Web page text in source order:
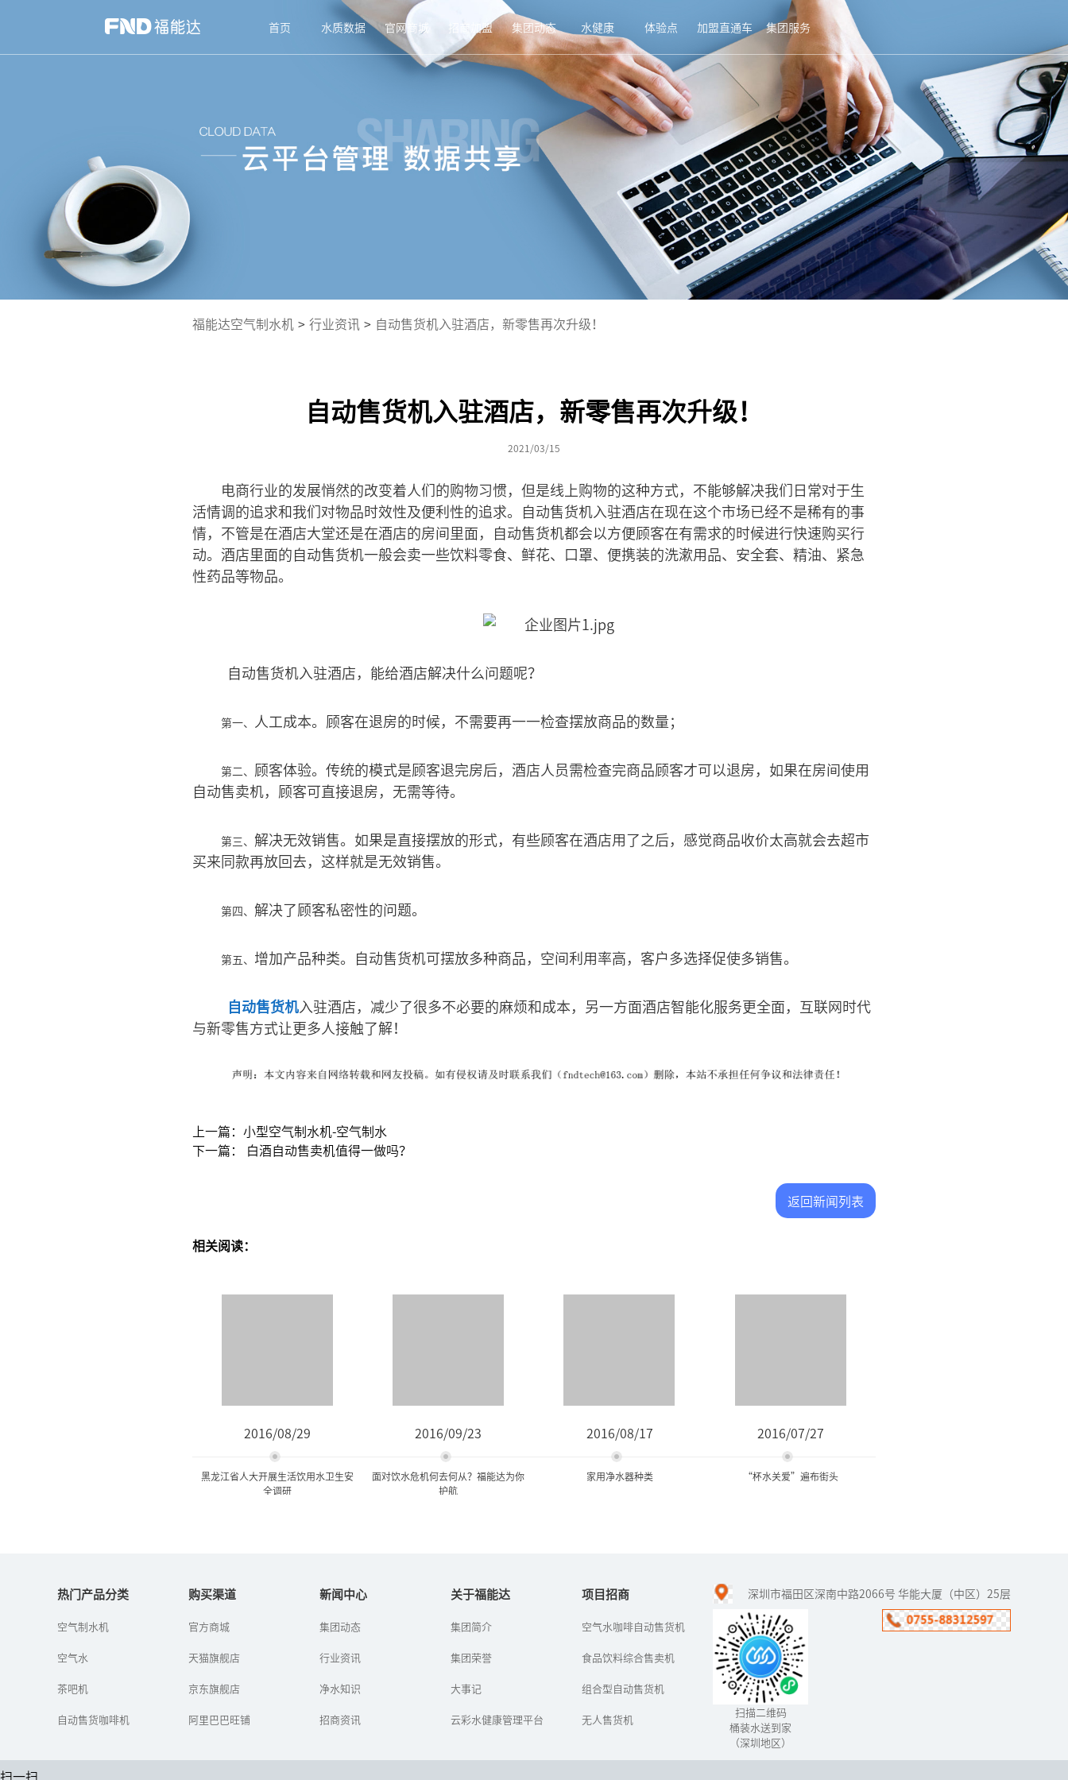
首页 水质数据 官网商城 招商加盟 集团动态 水健康 体验点 加盟直通车 集团服务
福能达空气制水机 > 行业资讯 > 自动售货机入驻酒店，新零售再次升级！
自动售货机入驻酒店，新零售再次升级！
2021/03/15
电商行业的发展悄然的改变着人们的购物习惯，但是线上购物的这种方式，不能够解决我们日常对于生
活情调的追求和我们对物品时效性及便利性的追求。自动售货机入驻酒店在现在这个市场已经不是稀有的事
情，不管是在酒店大堂还是在酒店的房间里面，自动售货机都会以方便顾客在有需求的时候进行快速购买行
动。酒店里面的自动售货机一般会卖一些饮料零食、鲜花、口罩、便携装的洗漱用品、安全套、精油、紧急
性药品等物品。
自动售货机入驻酒店，能给酒店解决什么问题呢？
第一、 人工成本。顾客在退房的时候，不需要再一一检查摆放商品的数量；
第二、 顾客体验。传统的模式是顾客退完房后，酒店人员需检查完商品顾客才可以退房，如果在房间使用
自动售卖机，顾客可直接退房，无需等待。
第三、 解决无效销售。如果是直接摆放的形式，有些顾客在酒店用了之后，感觉商品收价太高就会去超市
买来同款再放回去，这样就是无效销售。
第四、 解决了顾客私密性的问题。
第五、 增加产品种类。自动售货机可摆放多种商品，空间利用率高，客户多选择促使多销售。
自动售货机入驻酒店，减少了很多不必要的麻烦和成本，另一方面酒店智能化服务更全面，互联网时代
与新零售方式让更多人接触了解！
上一篇：小型空气制水机-空气制水
下一篇： 白酒自动售卖机值得一做吗？
返回新闻列表
相关阅读：
2016/08/29
黑龙江省人大开展生活饮用水卫生安
全调研
目前,饮水水源受污染的情
水源中的无机物、有机物
着人们的健康。...
2016/09/23
面对饮水危机何去何从？福能达为你
护航
面对严峻的水环境状况，
染事件,于是有部分人用上
真的干净吗？中国人在食
2016/08/17
家用净水器种类
在许多家庭都用上了净水
浴用水都可以用到净水机
类有很多，...
2016/07/27
“杯水关爱”遍布街头
高温来袭，奉化日报社日
前再次启动“杯水关
爱”大型公益活动，１６
５户商家和市民加入队
伍，设置爱心饮水点，配
上去暑解渴中药或...
热门产品分类
空气制水机
空气水
茶吧机
自动售货咖啡机
购买渠道
官方商城
天猫旗舰店
京东旗舰店
阿里巴巴旺铺
新闻中心
集团动态
行业资讯
净水知识
招商资讯
关于福能达
集团简介
集团荣誉
大事记
云彩水健康管理平台
项目招商
空气水咖啡自动售货机
食品饮料综合售卖机
组合型自动售货机
无人售货机
深圳市福田区深南中路2066号 华能大厦（中区）25层
扫描二维码
桶装水送到家
（深圳地区）
扫一扫